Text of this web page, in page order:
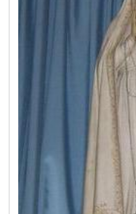
Szent Pál apostol megtérése
Szent Timóteus püspök
Merici Szent Angéla szűz
Aquinói Szent Tamás